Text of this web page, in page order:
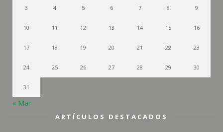
3 4 5 6 7 8 9
10 11 12 13 14 15 16
17 18 19 20 21 22 23
24 25 26 27 28 29 30
31
« Mar
ARTÍCULOS DESTACADOS